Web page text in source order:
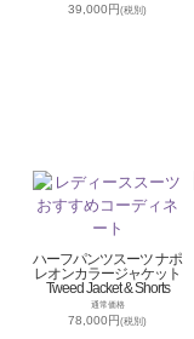
39,000円(税別)
ハーフパンツスーツ ナポ
レオンカラージャケット
Tweed Jacket & Shorts
通常価格
78,000円(税別)